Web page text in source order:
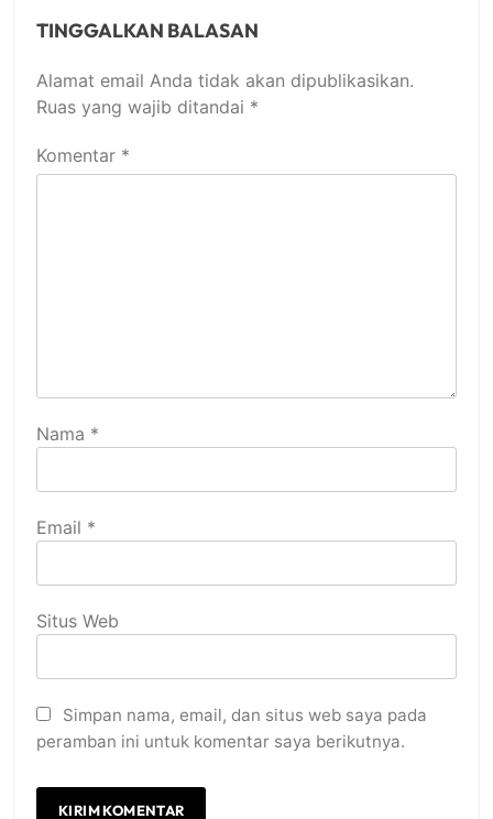
TINGGALKAN BALASAN
Alamat email Anda tidak akan dipublikasikan.
Ruas yang wajib ditandai *
Komentar *
Nama *
Email *
Situs Web
Simpan nama, email, dan situs web saya pada
peramban ini untuk komentar saya berikutnya.